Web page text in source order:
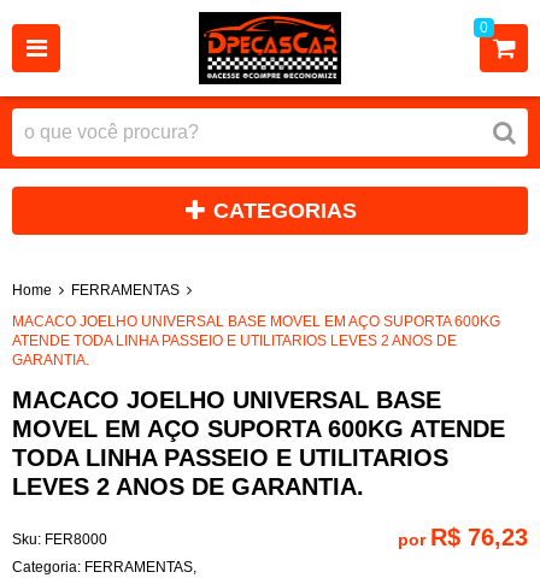
0
CATEGORIAS
Home
FERRAMENTAS
MACACO JOELHO UNIVERSAL BASE MOVEL EM AÇO SUPORTA 600KG
ATENDE TODA LINHA PASSEIO E UTILITARIOS LEVES 2 ANOS DE
GARANTIA.
MACACO JOELHO UNIVERSAL BASE
MOVEL EM AÇO SUPORTA 600KG ATENDE
TODA LINHA PASSEIO E UTILITARIOS
LEVES 2 ANOS DE GARANTIA.
Sku: FER8000
Categoria: FERRAMENTAS
por R$ 76,23